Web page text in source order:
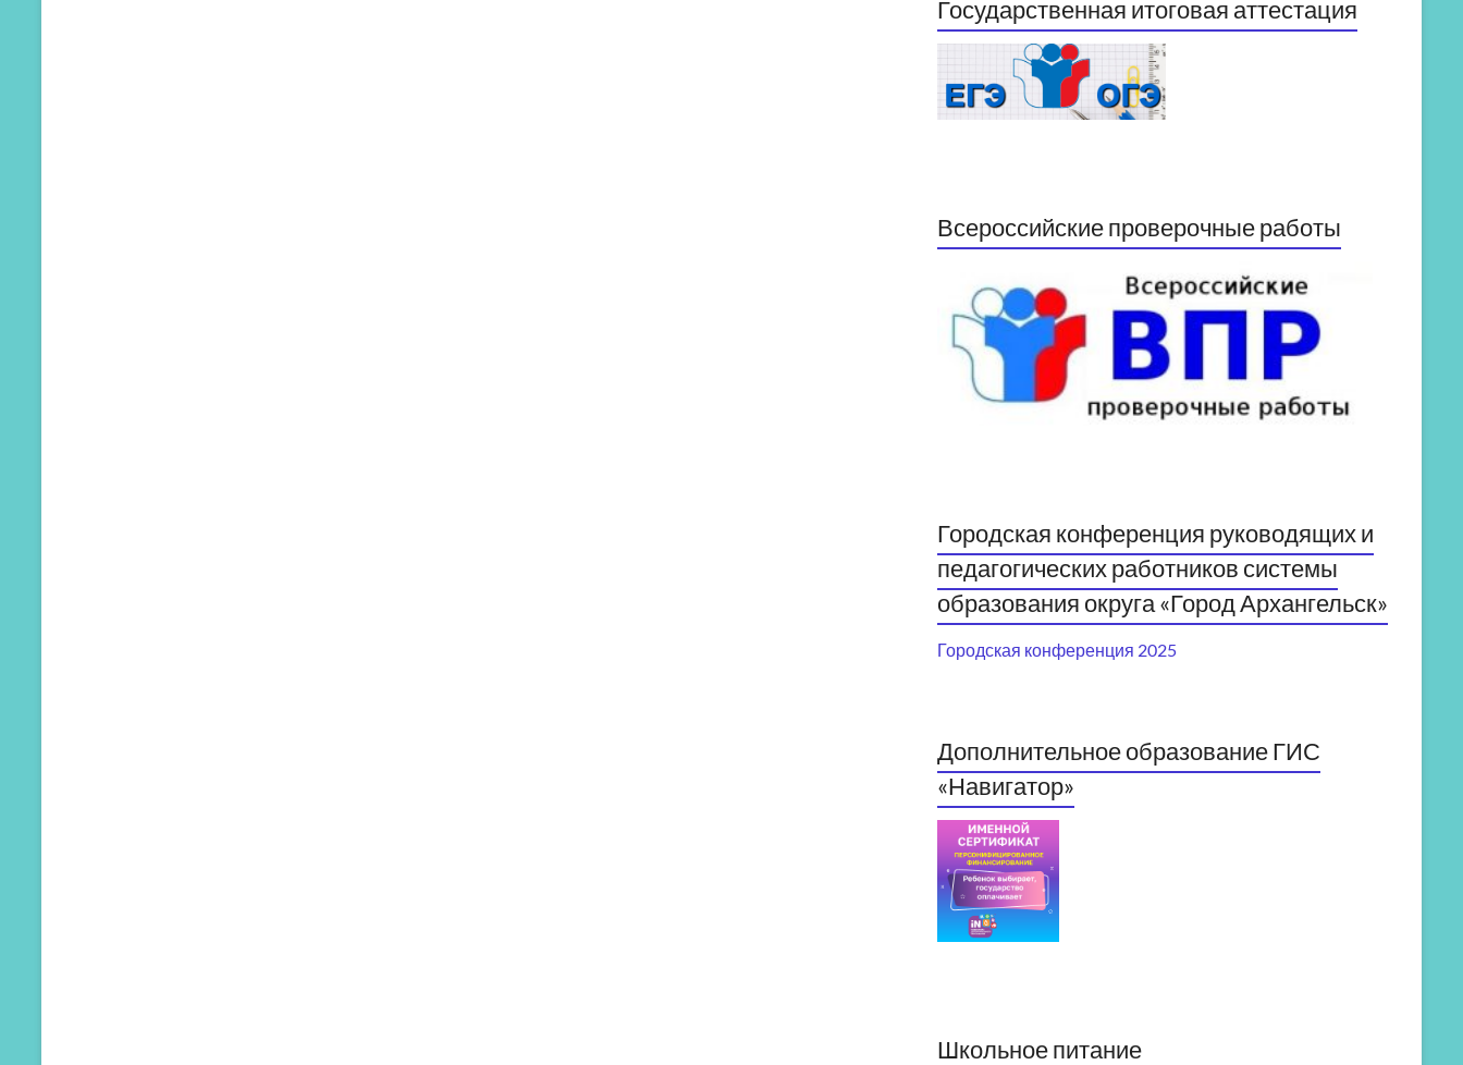
Государственная итоговая аттестация
Всероссийские проверочные работы
Городская конференция руководящих и
педагогических работников системы
образования округа «Город Архангельск»
Городская конференция 2025
Дополнительное образование ГИС
«Навигатор»
Школьное питание